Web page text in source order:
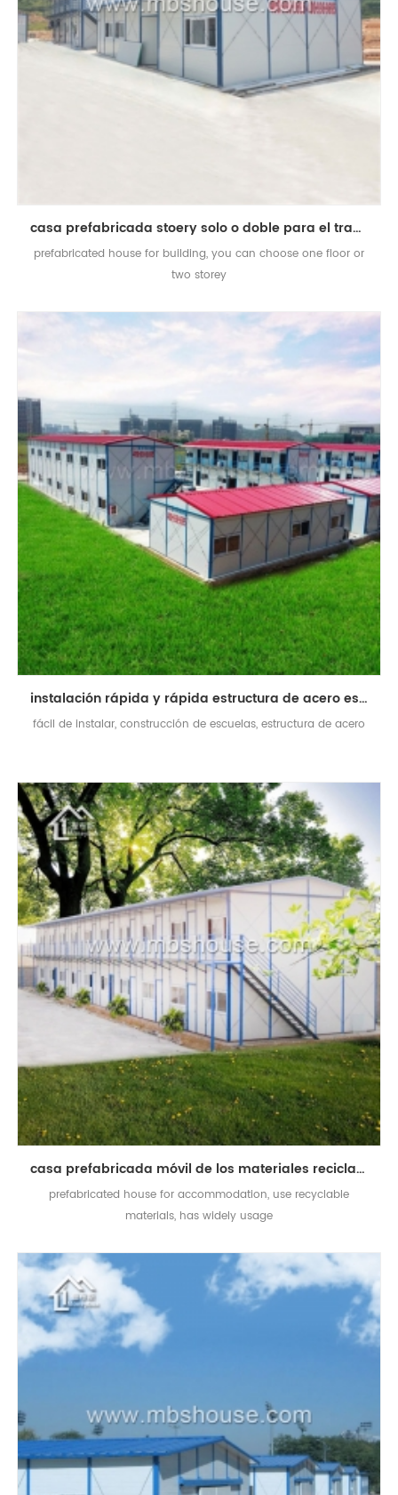
casa prefabricada stoery solo o doble para el trabajador de la construcción para la venta
prefabricated house for building, you can choose one floor or
two storey
instalación rápida y rápida estructura de acero escuela escuela prefabricada para la venta
fácil de instalar, construcción de escuelas, estructura de acero
casa prefabricada móvil de los materiales reciclables ampliamente utilizada para el alojamiento
prefabricated house for accommodation, use recyclable
materials, has widely usage